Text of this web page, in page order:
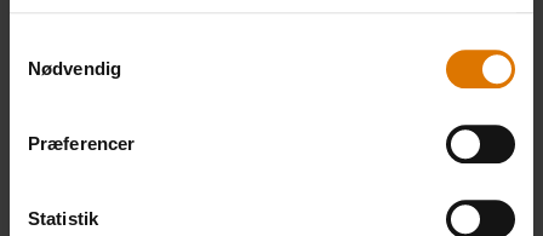
Nødvendig
Præferencer
Statistik